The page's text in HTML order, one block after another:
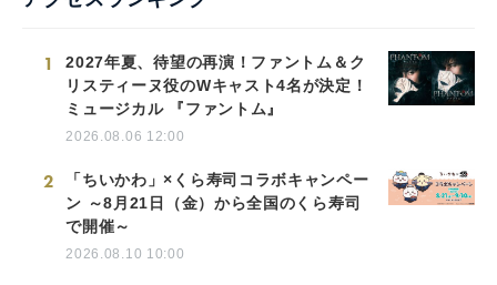
1
2027年夏、待望の再演！ファントム＆ク
リスティーヌ役のWキャスト4名が決定！
ミュージカル 『ファントム』
2026.08.06 12:00
2
「ちいかわ」×くら寿司コラボキャンペー
ン ～8月21日（金）から全国のくら寿司
で開催～
2026.08.10 10:00